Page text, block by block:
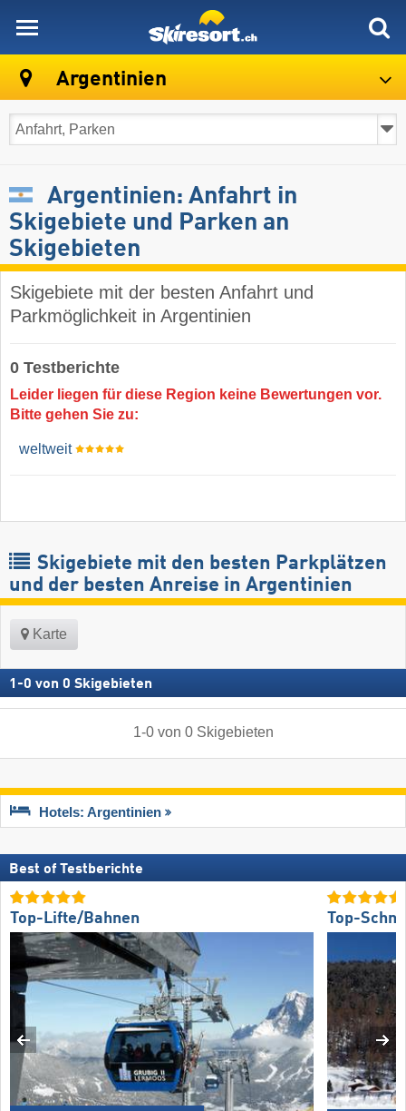
Argentinien
Argentinien: Anfahrt in
Skigebiete und Parken an
Skigebieten
Skigebiete mit der besten Anfahrt und
Parkmöglichkeit in Argentinien
0 Testberichte
Leider liegen für diese Region keine Bewertungen vor.
Bitte gehen Sie zu:
weltweit
Skigebiete mit den besten Parkplätzen
und der besten Anreise in Argentinien
Karte
1 -0 von 0 Skigebieten
1-0von 0 Skigebieten
Hotels: Argentinien
Best of Testberichte
Top-Lifte/Bahnen Top-